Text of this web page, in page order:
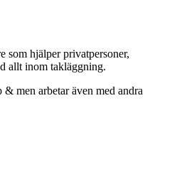
som hjälper privatpersoner,
allt inom takläggning.
men arbetar även med andra